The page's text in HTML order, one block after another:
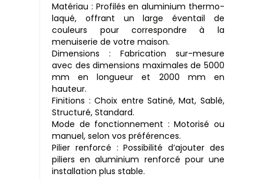
Matériau : Profilés en aluminium thermo-
laqué, offrant un large éventail de
couleurs pour correspondre à la
menuiserie de votre maison.
Dimensions : Fabrication sur-mesure
avec des dimensions maximales de 5000
mm en longueur et 2000 mm en
hauteur.
Finitions : Choix entre Satiné, Mat, Sablé,
Structuré, Standard.
Mode de fonctionnement : Motorisé ou
manuel, selon vos préférences.
Pilier renforcé : Possibilité d’ajouter des
piliers en aluminium renforcé pour une
installation plus stable.